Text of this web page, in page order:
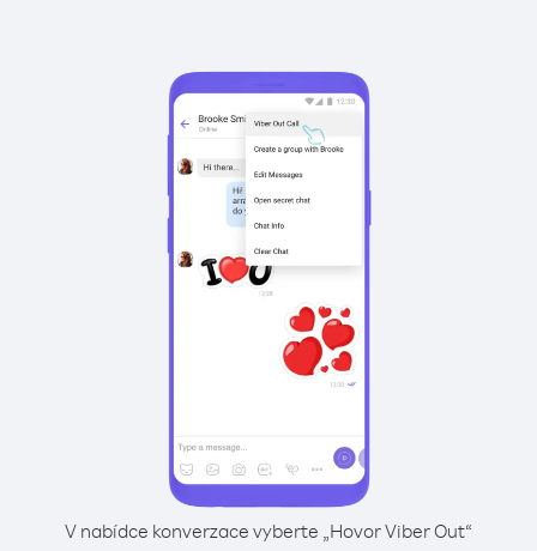
V nabídce konverzace vyberte „Hovor Viber Out“